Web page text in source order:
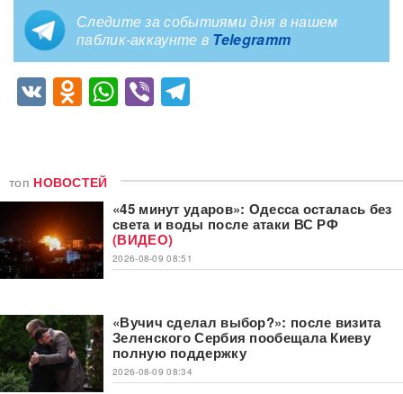
Следите за событиями дня в нашем
паблик-аккаунте в Telegramm
VKOdnoklassniki
WhatsApp
Viber
топ НОВОСТЕЙ
«45 минут ударов»: Одесса осталась без
света и воды после атаки ВС РФ
(ВИДЕО)
2026-08-09 08:51
«Вучич сделал выбор?»: после визита
Зеленского Сербия пообещала Киеву
полную поддержку
2026-08-09 08:34